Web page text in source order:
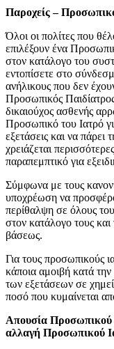
Παροχείς –
Όλοι οι πολίτες που
επιλέξουν ένα
στον κατάλογο του
εντοπίσετε στο
ανήλικους που δεν
Προσωπικός
δικαιούχος ασθενής
Προσωπικό του Ιατρό
εξετάσεις και να
χρειάζεται
παραπεμπτικό για
Σύμφωνα με τους
υποχρέωση να
περίθαλψη σε όλους
στον κατάλογο τους
βάσεως.
Για τους προσωπικούς
κάποια αμοιβή κατά
των εξετάσεων σε
ποσό που κυμαίνεται
Απουσία Προσωπικού
αλλαγή Προσωπικού